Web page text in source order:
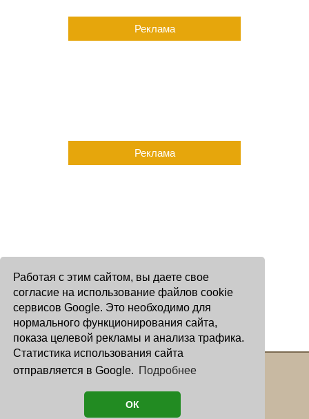
Работая с этим сайтом, вы даете свое
согласие на использование файлов cookie
сервисов Google. Это необходимо для
нормального функционирования сайта,
показа целевой рекламы и анализа трафика.
Статистика использования сайта
отправляется в Google. Подробнее
ОК
Реклама
Реклама
Copyright © 2000 - 2026 Oculus
астролог И. Звягина